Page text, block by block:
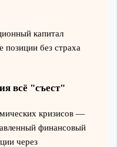
капитал
позиции без страха
всё "съест"
кризисов —
финансовый
через